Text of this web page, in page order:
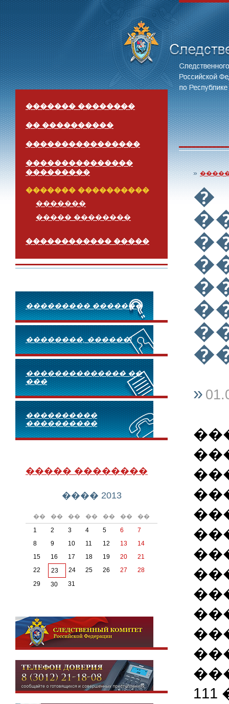
������� ��������
�� ����������
����������������
���������������
���������
������� ����������
�������
����� ��������
������������ �����
��������� �������
��������, ������!
�������������� ��
���
����������
����������
����� ��������
���� 2013
�� �� �� �� �� ��
��
1
2 3 4 5 6
7
8
9 10 11 12 13
14
15
16 17 18 19 20
21
22
23 24 25 26 27
28
29
30 31
»
�
»